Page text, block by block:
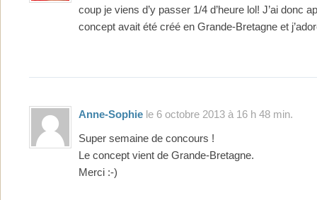
coup je viens d’y passer 1/4 d’heure lol! J’ai donc
concept avait été créé en Grande-Bretagne et
Anne-Sophie le 6 octobre 2013 à 16 h 48 min.
Super semaine de concours !
Le concept vient de Grande-Bretagne.
Merci :-)